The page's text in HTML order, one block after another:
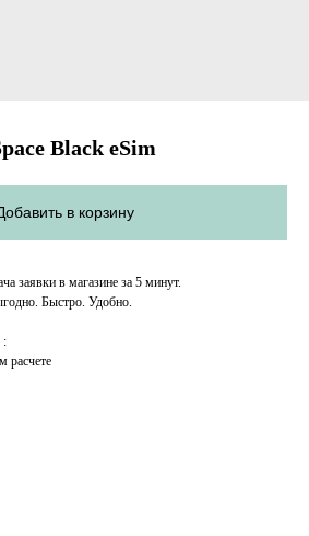
Black eSim
в корзину
заявки в магазине за 5 минут.
Быстро. Удобно.
:
расчете